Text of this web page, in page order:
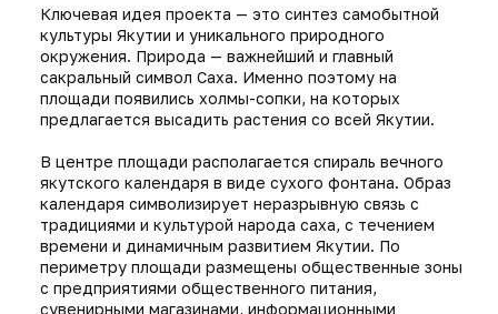
растительного грунта-субстрата, имеющего
искусственный подогрев и систему микроклимата.
Сидячие места амфитеатра имеют электрообогрев
для длительного холодного сезона. Обновленная
площадь станет главным событийным пространством
не только для города, но и для всей республики.
КОМАНДА ПРОЕКТА
СТАТУС ПРОЕКТА
РФ, г. Якутск,
Площадь им. Ленина
Гарипов Ринат,
Валиуллин Алмаз
Разработка концепции в 2019
СТАДИИ
ПРОЕКТИРОВАНИЯ
Эскизный проект
Проект планировки